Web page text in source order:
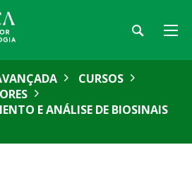
CURSOS
E ANÁLISE DE BIOSINAIS